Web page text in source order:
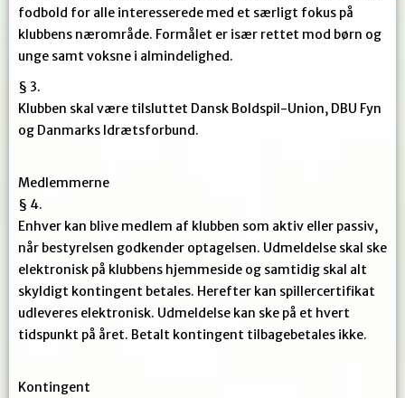
fodbold for alle interesserede med et særligt fokus på
klubbens nærområde. Formålet er især rettet mod børn og
unge samt voksne i almindelighed.
§ 3.
Klubben skal være tilsluttet Dansk Boldspil-Union, DBU Fyn
og Danmarks Idrætsforbund.
Medlemmerne
§ 4.
Enhver kan blive medlem af klubben som aktiv eller passiv,
når bestyrelsen godkender optagelsen. Udmeldelse skal ske
elektronisk på klubbens hjemmeside og samtidig skal alt
skyldigt kontingent betales. Herefter kan spillercertifikat
udleveres elektronisk. Udmeldelse kan ske på et hvert
tidspunkt på året. Betalt kontingent tilbagebetales ikke.
Kontingent